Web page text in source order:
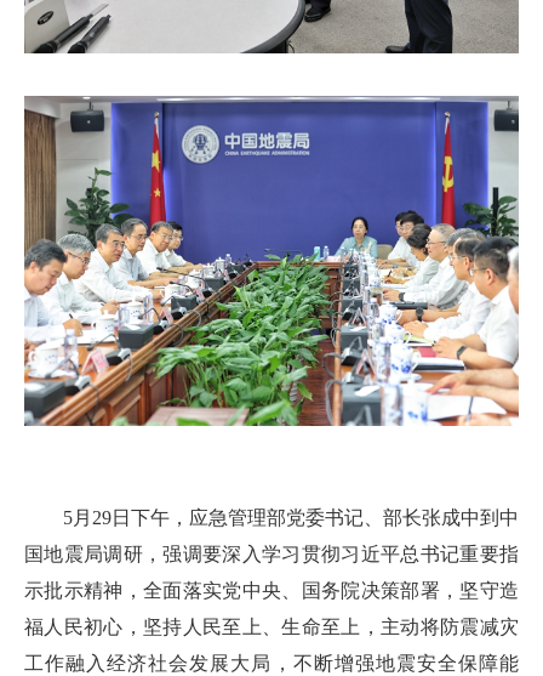
5月29日下午，应急管理部党委书记、部长张成中到中
国地震局调研，强调要深入学习贯彻习近平总书记重要指
示批示精神，全面落实党中央、国务院决策部署，坚守造
福人民初心，坚持人民至上、生命至上，主动将防震减灾
工作融入经济社会发展大局，不断增强地震安全保障能